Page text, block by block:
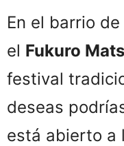
En el barrio
el Fukuro
festival
deseas
está abierto a